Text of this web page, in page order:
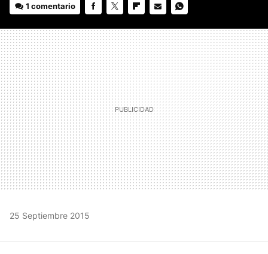
1 comentario
MAIL
25 Septiembre 2015